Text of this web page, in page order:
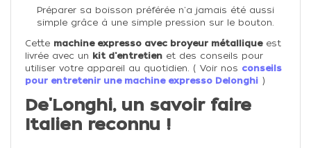
Préparer sa boisson préférée n'a jamais été aussi
simple grâce à une simple pression sur le bouton.
Cette machine expresso avec broyeur métalliqueest
livrée avec un kit d'entretien et des conseils pour
utiliser votre appareil au quotidien. ( Voir nos conseils
pour entretenir une machine expresso Delonghi )
De'Longhi, un savoir faire
Italien reconnu !